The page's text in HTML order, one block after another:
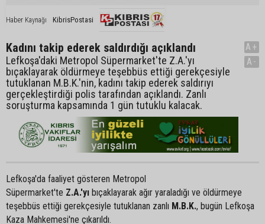
Haber Kaynağı KibrisPostasi
Kadını takip ederek saldırdığı açıklandı
Lefkoşa'daki Metropol Süpermarket'te Z.A.'yı
bıçaklayarak öldürmeye teşebbüs ettiği gerekçesiyle
tutuklanan M.B.K.'nin, kadını takip ederek saldırıyı
gerçekleştirdiği polis tarafından açıklandı. Zanlı
soruşturma kapsamında 1 gün tutuklu kalacak.
A+
A-
Lefkoşa'da faaliyet gösteren Metropol
Süpermarket'te Z.A.'yı bıçaklayarak ağır yaraladığı ve öldürmeye
teşebbüs ettiği gerekçesiyle tutuklanan zanlı M.B.K., bugün Lefkoşa
Kaza Mahkemesi'ne çıkarıldı.